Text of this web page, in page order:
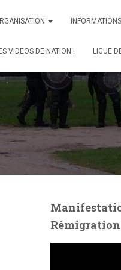
VIDEOS DE NATION ! LIGUE
Rémigration